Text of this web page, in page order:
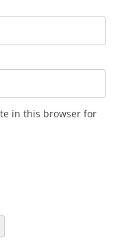
in this browser for